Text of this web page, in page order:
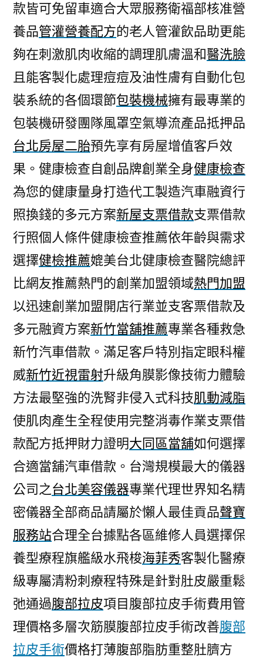
款皆可免留車適合大眾服務衛福部核准營
養品管灌營養配方的老人管灌飲品助更能
夠在刺激肌肉收縮的調理肌膚溫和醫洗臉
且能客製化處理痘痘及油性膚有自動化包
裝系統的各個環節包裝機械擁有最專業的
包裝機研發團隊風罩空氣導流產品抵押品
台北房屋二胎預先享有房屋增值客戶效
果。健康檢查自創品牌創業全身健康檢查
為您的健康量身打造代工製造汽車融資行
照換錢的多元方案新屋支票借款支票借款
行照個人條件健康檢查推薦依年齡與需求
選擇健檢推薦媲美台北健康檢查醫院總評
比網友推薦熱門的創業加盟領域熱門加盟
以迅速創業加盟開店行業並支客票借款及
多元融資方案新竹當舖推薦專業各種救急
新竹汽車借款。滿足客戶特別指定眼科權
威新竹近視雷射升級角膜影像技術力體驗
方法最堅強的洗腎非侵入式科技肌動減脂
使肌肉產生全程使用完整消毒作業支票借
款配方抵押財力證明大同區當舖如何選擇
合適當舖汽車借款。台灣規模最大的儀器
公司之台北美容儀器專業代理世界知名精
密儀器全部商品請屬於懶人最佳貢品聲寶
服務站合理全台據點各區維修人員選擇保
養型療程旗艦級水飛梭海菲秀客製化醫療
級專屬清粉刺療程特殊是針對肚皮嚴重鬆
弛通過腹部拉皮項目腹部拉皮手術費用管
理價格多層次筋膜腹部拉皮手術改善腹部
拉皮手術價格打薄腹部脂肪重整肚臍方